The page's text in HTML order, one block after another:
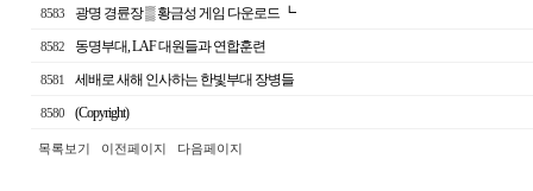
8583 광명 경륜장 ▒ 황금성 게임 다운로드 ┗
8582 동명부대, LAF 대원들과 연합훈련
8581 세배로 새해 인사하는 한빛부대 장병들
8580 (Copyright)
목록보기 이전페이지 다음페이지